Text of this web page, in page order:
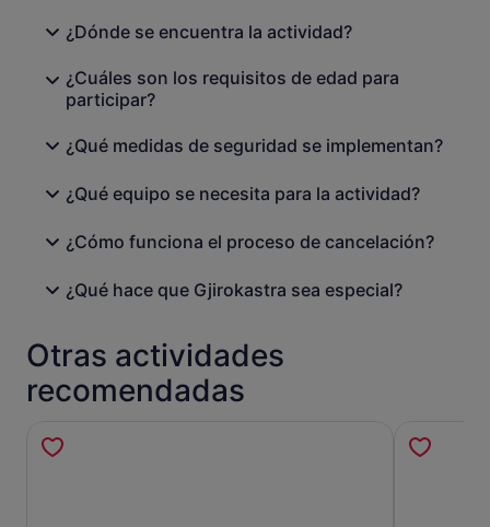
¿Dónde se encuentra la actividad?
¿Cuáles son los requisitos de edad para
participar?
¿Qué medidas de seguridad se implementan?
¿Qué equipo se necesita para la actividad?
¿Cómo funciona el proceso de cancelación?
¿Qué hace que Gjirokastra sea especial?
Otras actividades
recomendadas